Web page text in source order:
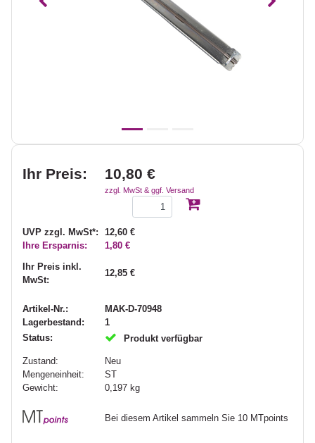
Vorheriges
Ihr Preis: 10,80 €
zzgl. MwSt & ggf. Versand
UVP zzgl. MwSt*:
12,60 €
Ihre Ersparnis:
1,80 €
Ihr Preis inkl.
MwSt:
12,85 €
Artikel-Nr.:
MAK-D-70948
Lagerbestand:
1
Status:
Produkt verfügbar
Zustand:
Neu
Mengeneinheit:
ST
Gewicht:
0,197 kg
Bei diesem Artikel sammeln Sie 10 MTpoints